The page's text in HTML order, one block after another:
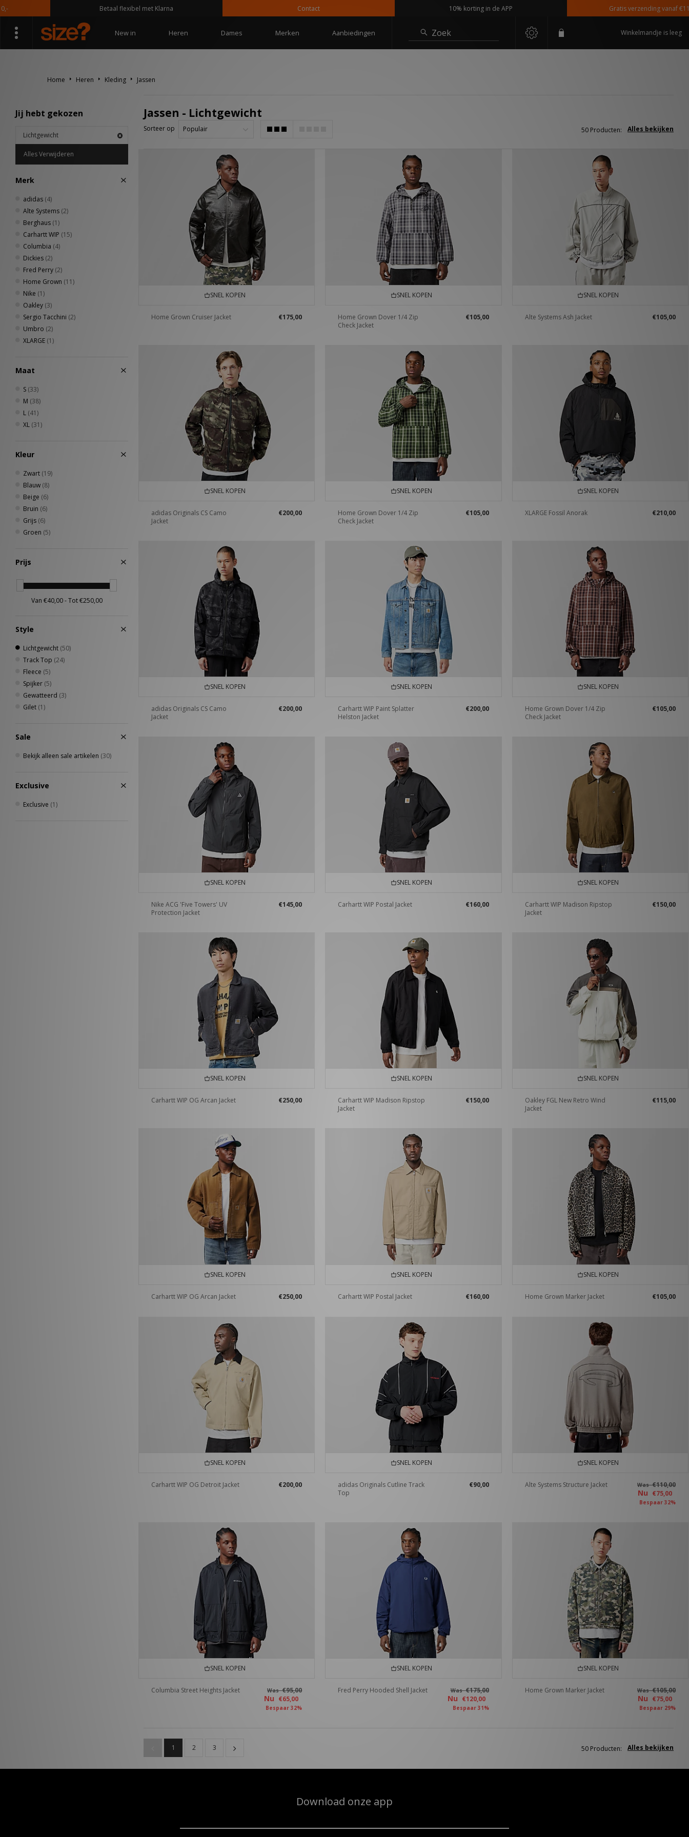
Betaal flexibel met Klarna 10% korting in de APP Gratis verzending vanaf €110,-
New in Heren Dames Merken Aanbiedingen Zoek Winkelmandje is leeg
Home Heren Kleding Jassen
Jij hebt gekozen
Lichtgewicht
Alles Verwijderen
Merk
adidas (4)
Alte Systems (2)
Berghaus (1)
Carhartt WIP (15)
Columbia (4)
Dickies (2)
Fred Perry (2)
Home Grown (11)
Nike (1)
Oakley (3)
Sergio Tacchini (2)
Umbro (2)
XLARGE (1)
Maat
S (33)
M (38)
L (41)
XL (31)
Kleur
Zwart (19)
Blauw (8)
Beige (6)
Bruin (6)
Grijs (6)
Groen (5)
Prijs
Style
Lichtgewicht (50)
Track Top (24)
Fleece (5)
Spijker (5)
Gewatteerd (3)
Gilet (1)
Sale
Bekijk alleen sale artikelen (30)
Exclusive
Exclusive (1)
Jassen - Lichtgewicht
Sorteer op Alles bekijken
50 Producten:
SNEL KOPEN
Home Grown Cruiser Jacket €175,00
SNEL KOPEN
Home Grown Dover 1/4 Zip
Check Jacket
€105,00
SNEL KOPEN
Alte Systems Ash Jacket €105,00
SNEL KOPEN
adidas Originals CS Camo
Jacket
€200,00
SNEL KOPEN
Home Grown Dover 1/4 Zip
Check Jacket
€105,00
SNEL KOPEN
XLARGE Fossil Anorak €210,00
SNEL KOPEN
adidas Originals CS Camo
Jacket
€200,00
SNEL KOPEN
Carhartt WIP Paint Splatter
Helston Jacket
€200,00
SNEL KOPEN
Home Grown Dover 1/4 Zip
Check Jacket
€105,00
SNEL KOPEN
Nike ACG 'Five Towers' UV
Protection Jacket
€145,00
SNEL KOPEN
Carhartt WIP Postal Jacket €160,00
SNEL KOPEN
Carhartt WIP Madison Ripstop
Jacket
€150,00
SNEL KOPEN
Carhartt WIP OG Arcan Jacket €250,00
SNEL KOPEN
Carhartt WIP Madison Ripstop
Jacket
€150,00
SNEL KOPEN
Oakley FGL New Retro Wind
Jacket
€115,00
SNEL KOPEN
Carhartt WIP OG Arcan Jacket €250,00
SNEL KOPEN
Carhartt WIP Postal Jacket €160,00
SNEL KOPEN
Home Grown Marker Jacket €105,00
SNEL KOPEN
Carhartt WIP OG Detroit Jacket €200,00
SNEL KOPEN
adidas Originals Cutline Track
Top
€90,00
SNEL KOPEN
Alte Systems Structure Jacket Was€110,00
Nu €75,00
Bespaar 32%
SNEL KOPEN
Columbia Street Heights Jacket Was€95,00
Nu €65,00
Bespaar 32%
SNEL KOPEN
Fred Perry Hooded Shell Jacket Was€175,00
Nu €120,00
Bespaar 31%
SNEL KOPEN
Home Grown Marker Jacket Was€105,00
Nu €75,00
Bespaar 29%
1 2 3 Alles bekijken
50 Producten:
Download onze app